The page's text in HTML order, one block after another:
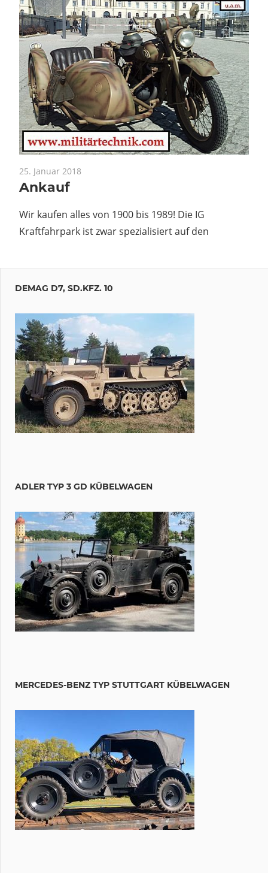
25. Januar 2018
Ankauf
Wir kaufen alles von 1900 bis 1989! Die IG
Kraftfahrpark ist zwar spezialisiert auf den
DEMAG D7, SD.KFZ. 10
ADLER TYP 3 GD KÜBELWAGEN
MERCEDES-BENZ TYP STUTTGART KÜBELWAGEN